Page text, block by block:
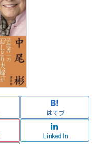
はてブ
LinkedIn